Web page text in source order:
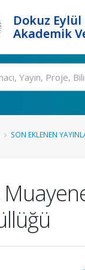
Dokuz
Akademik
SON EKLENEN